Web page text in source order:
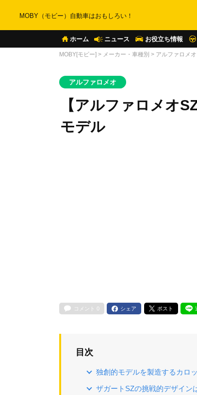
MOBY（モビー）自動車はおもしろい！
ホーム ニュース お役立ち情報
MOBY[モビー] > メーカー・車種別 > アルファロメオ
アルファロメオ
【アルファロメオ
モデル
コメント 0 シェア ポスト
目次
独創的モデルを製造するカロ
ザガートSZの挑戦的デザイン